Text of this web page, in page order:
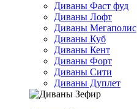
Диваны Фаст фуд
Диваны Лофт
Диваны Мегаполис
Диваны Куб
Диваны Кент
Диваны Форт
Диваны Сити
Диваны Дуплет